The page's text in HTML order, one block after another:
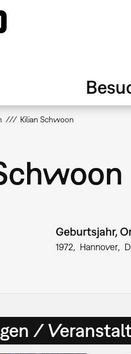
Kilian Schwoon
Geburtsjahr,
1972 Hannover
/